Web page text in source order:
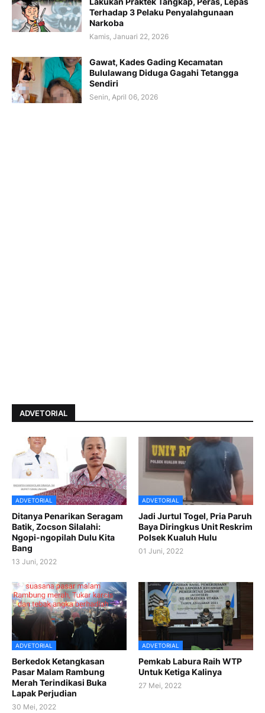
Terhadap 3 Pelaku Penyalahgunaan
Narkoba
Kamis, Januari 22, 2026
Gawat, Kades Gading Kecamatan
Bululawang Diduga Gagahi Tetangga
Sendiri
Senin, April 06, 2026
ADVETORIAL
ADVETORIAL
Ditanya Penarikan Seragam
Batik, Zocson Silalahi:
Ngopi-ngopilah Dulu Kita
Bang
13 Juni, 2022
ADVETORIAL
Jadi Jurtul Togel, Pria Paruh
Baya Diringkus Unit Reskrim
Polsek Kualuh Hulu
01 Juni, 2022
ADVETORIAL
Berkedok Ketangkasan
Pasar Malam Rambung
Merah Terindikasi Buka
Lapak Perjudian
30 Mei, 2022
ADVETORIAL
Pemkab Labura Raih WTP
Untuk Ketiga Kalinya
27 Mei, 2022